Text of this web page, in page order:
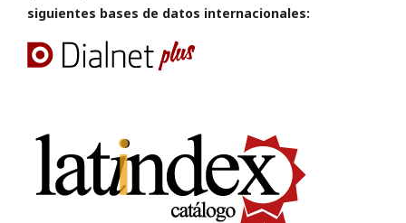
siguientes bases de datos internacionales: